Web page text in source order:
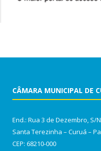
CÂMARA MUNICIPAL DE
End.: Rua 3 de Dezembro, S/N
Santa Terezinha – Curuá –
CEP: 68210-000